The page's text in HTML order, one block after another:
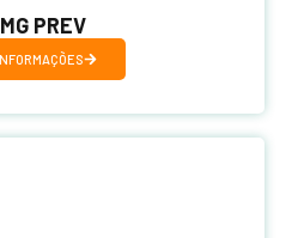
PREV